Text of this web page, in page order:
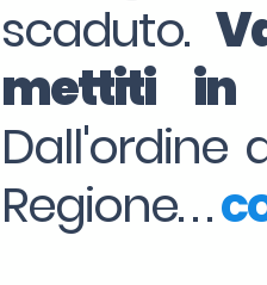
scaduto.
mettiti in
Dall'ordine
Regione. . .